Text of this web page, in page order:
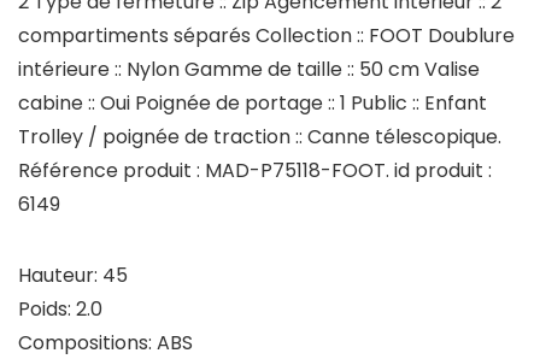
compartiments séparés Collection :: FOOT Doublure
intérieure :: Nylon Gamme de taille :: 50 cm Valise
cabine :: Oui Poignée de portage :: 1 Public :: Enfant
Trolley / poignée de traction :: Canne télescopique.
Référence produit : MAD-P75118-FOOT. id produit :
6149
Hauteur: 45
Poids: 2.0
Compositions: ABS